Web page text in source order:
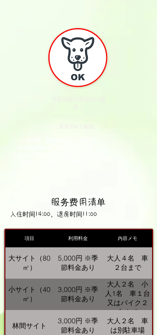
服务费用清单
入住时间14:00，退房时间11:00
項目 利用料金 内容メモ
大サイト（80
㎡）
5,000円 ※季
節料金あり
大人４名 車
２台まで
小サイト（40
㎡）
3,000円 ※季
節料金あり
大人２名 小
人1名 車１台
又はバイク２
台まで
林間サイト
3,000円 ※季
節料金あり
大人２名 車
は別駐車場